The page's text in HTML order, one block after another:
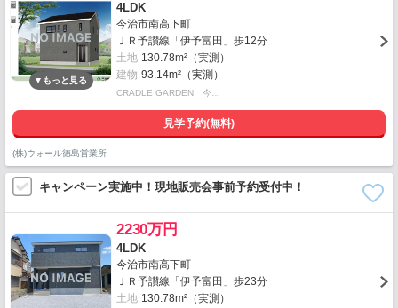
4LDK
今治市南高下町
ＪＲ予讃線「伊予富田」歩12分
土地 130.78m²（実測）
建物 93.14m²（実測）
CRADLE GARDEN 今…
見学予約(無料)
(株)ウォール徳島営業所
キャンペーン実施中！現地販売会事前予約受付中！
2230万円
4LDK
今治市南高下町
ＪＲ予讃線「伊予富田」歩23分
土地 130.78m²（実測）